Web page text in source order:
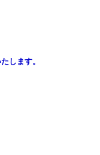
します。